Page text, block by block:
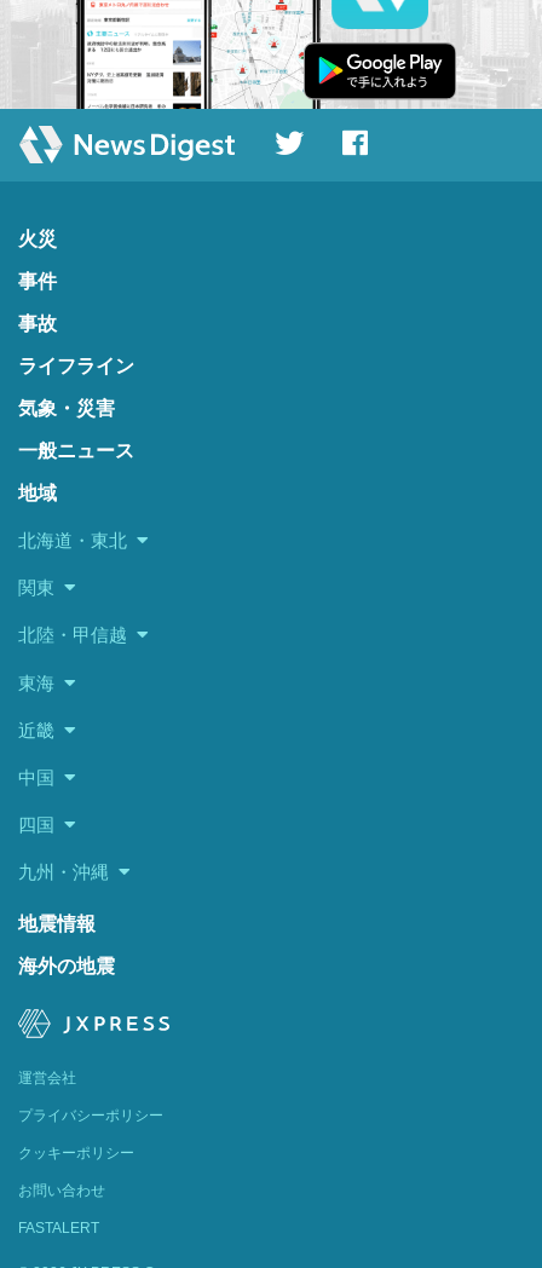
火災
事件
事故
ライフライン
気象・災害
一般ニュース
地域
北海道・東北
関東
北陸・甲信越
東海
近畿
中国
四国
九州・沖縄
地震情報
海外の地震
運営会社
プライバシーポリシー
クッキーポリシー
お問い合わせ
FASTALERT